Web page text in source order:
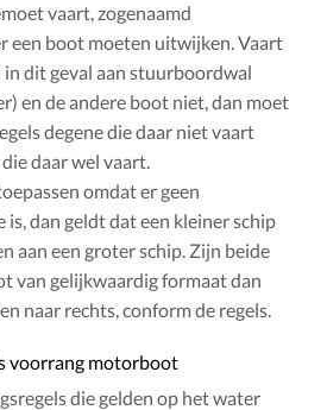
vaart, zogenaamd
een boot moeten uitwijken. Vaart
in dit geval aan stuurboordwal
en de andere boot niet, dan moet
degene die daar niet vaart
daar wel vaart.
omdat er geen
dan geldt dat een kleiner schip
aan een groter schip. Zijn beide
van gelijkwaardig formaat dan
naar rechts, conform de regels.
voorrang motorboot
die gelden op het water